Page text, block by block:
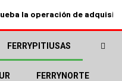
la operación de
FERRYPITIUSAS
FERRYNORTE